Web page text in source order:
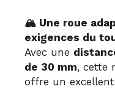
🏔️ Une roue
exigences du
Avec une
de 30 mm, cette
offre un